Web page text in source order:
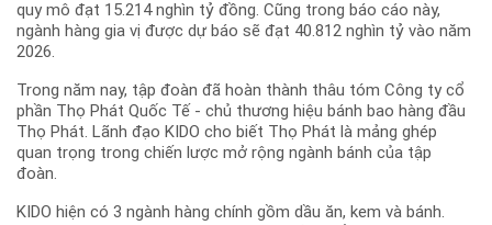
quy mô đạt 15.214 nghìn tỷ đồng. Cũng trong báo cáo này,
ngành hàng gia vị được dự báo sẽ đạt 40.812 nghìn tỷ vào năm
2026.
Trong năm nay, tập đoàn đã hoàn thành thâu tóm Công ty cổ
phần Thọ Phát Quốc Tế - chủ thương hiệu bánh bao hàng đầu
Thọ Phát. Lãnh đạo KIDO cho biết Thọ Phát là mảng ghép
quan trọng trong chiến lược mở rộng ngành bánh của tập
đoàn.
KIDO hiện có 3 ngành hàng chính gồm dầu ăn, kem và bánh.